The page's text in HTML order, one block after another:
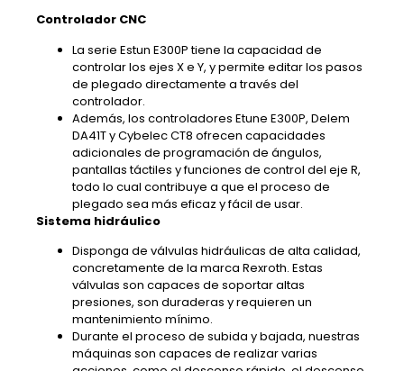
Controlador CNC
La serie Estun E300P tiene la capacidad de
controlar los ejes X e Y, y permite editar los pasos
de plegado directamente a través del
controlador.
Además, los controladores Etune E300P, Delem
DA41T y Cybelec CT8 ofrecen capacidades
adicionales de programación de ángulos,
pantallas táctiles y funciones de control del eje R,
todo lo cual contribuye a que el proceso de
plegado sea más eficaz y fácil de usar.
Sistema hidráulico
Disponga de válvulas hidráulicas de alta calidad,
concretamente de la marca Rexroth. Estas
válvulas son capaces de soportar altas
presiones, son duraderas y requieren un
mantenimiento mínimo.
Durante el proceso de subida y bajada, nuestras
máquinas son capaces de realizar varias